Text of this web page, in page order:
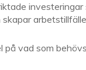
på vad som